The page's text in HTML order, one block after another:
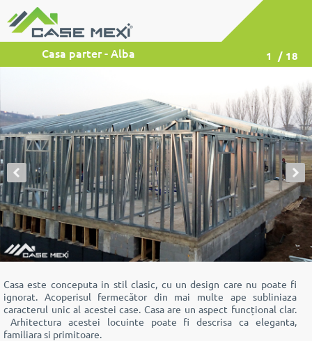
Casa parter - Alba 1 / 18
Casa este conceputa in stil clasic, cu un design care nu poate fi
ignorat. Acoperisul fermecător din mai multe ape subliniaza
caracterul unic al acestei case. Casa are un aspect funcțional clar.
Arhitectura acestei locuinte poate fi descrisa ca eleganta,
familiara si primitoare.